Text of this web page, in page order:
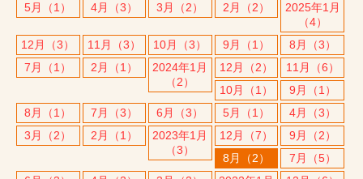
5月（1）
4月（3） 3月（2） 2月（2）
2025年1月
（4）
12月（3）
11月（3） 10月（3） 9月（1）
8月（3）
7月（1）
2月（1）
2024年1月
（2）
12月（2）
11月（6）
10月（1）
9月（1）
8月（1）
7月（3） 6月（3） 5月（1）
4月（3）
3月（2）
2月（1）
2023年1月
（3）
12月（7）
9月（2）
8月（2）
7月（5）